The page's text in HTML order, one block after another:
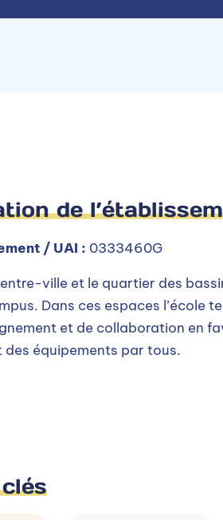
de
/ UAI : 0333460G
ville et le quartier des
Dans ces espaces l’école
et de collaboration en
des équipements par tous.